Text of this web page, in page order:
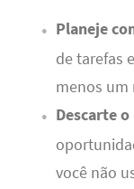
Planeje
de tarefas
menos um
Descarte
você não